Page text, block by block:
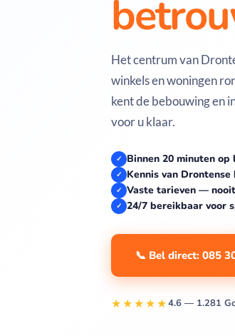
Het centrum van
winkels en woningen
kent de bebouwing en
voor u klaar.
✓ Binnen 20 minuten
✓ Kennis van
✓ Vaste tarieven —
✓ 24/7 bereikbaar voor
📞 Bel direct: 085
★★★★★4.6 — 1.281